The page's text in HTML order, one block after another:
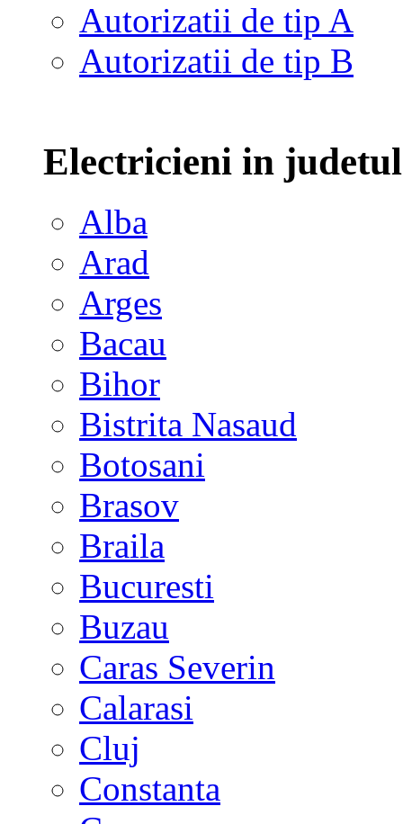
Autorizatii de tip A
Autorizatii de tip B
Electricieni in
Alba
Arad
Arges
Bacau
Bihor
Bistrita Nasaud
Botosani
Brasov
Braila
Bucuresti
Buzau
Caras Severin
Calarasi
Cluj
Constanta